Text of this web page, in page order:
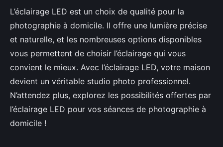
L’éclairage LED est un choix de qualité pour la
photographie à domicile. Il offre une lumière précise
et naturelle, et les nombreuses options disponibles
vous permettent de choisir l’éclairage qui vous
convient le mieux. Avec l’éclairage LED, votre maison
devient un véritable studio photo professionnel.
N’attendez plus, explorez les possibilités offertes par
l’éclairage LED pour vos séances de photographie à
domicile !